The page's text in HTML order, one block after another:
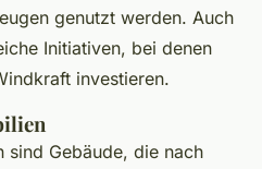
genutzt werden. Auch
Initiativen, bei denen
investieren.
sind Gebäude, die nach